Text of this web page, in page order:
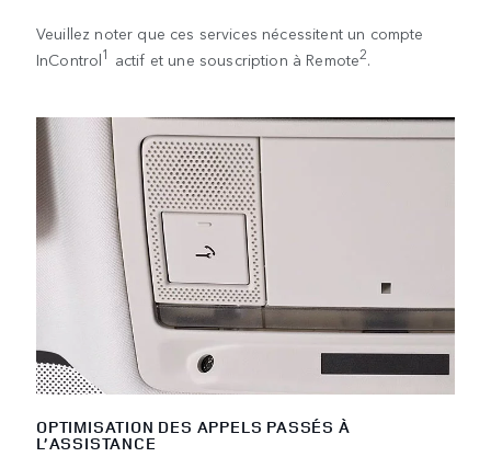
Veuillez noter que ces services nécessitent un compte
InControl1 actif et une souscription à Remote2.
OPTIMISATION DES APPELS PASSÉS À
L’ASSISTANCE